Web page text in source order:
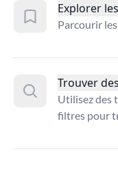
Explorer
Parcourir
Trouver
Utilisez des
filtres pour